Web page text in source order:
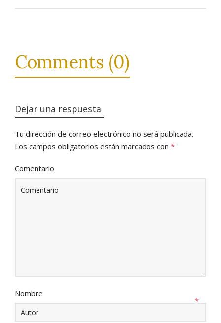
Comments (0)
Dejar una respuesta
Tu dirección de correo electrónico no será publicada.
Los campos obligatorios están marcados con *
Comentario
Nombre
*